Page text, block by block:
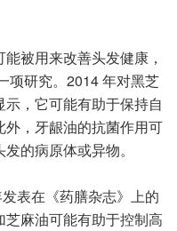
被用来改善头发健康，
项研究。2014 年对黑芝
，它可能有助于保持自
，牙龈油的抗菌作用可
的病原体或异物。
表在《药膳杂志》上的
麻油可能有助于控制高